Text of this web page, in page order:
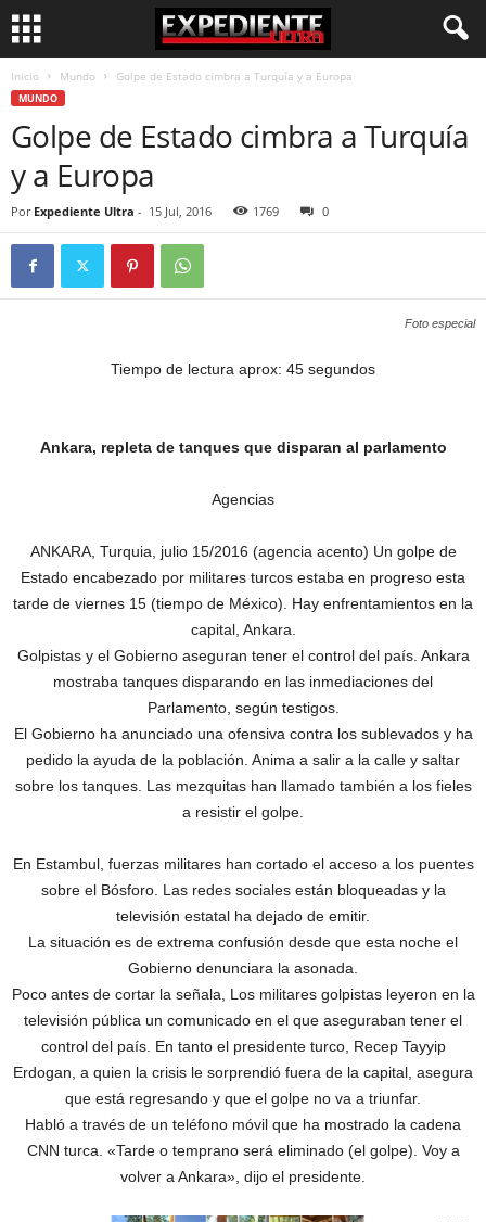
Inicio Mundo Golpe de Estado cimbra a Turquía y a Europa
MUNDO
Golpe de Estado cimbra a Turquía
y a Europa
Por Expediente Ultra - 15 Jul, 2016 1769 0
Foto especial
Tiempo de lectura aprox: 45 segundos
Ankara, repleta de tanques que disparan al parlamento
Agencias
ANKARA, Turquia, julio 15/2016 (agencia acento) Un golpe de
Estado encabezado por militares turcos estaba en progreso esta
tarde de viernes 15 (tiempo de México). Hay enfrentamientos en la
capital, Ankara.
Golpistas y el Gobierno aseguran tener el control del país. Ankara
mostraba tanques disparando en las inmediaciones del
Parlamento, según testigos.
El Gobierno ha anunciado una ofensiva contra los sublevados y ha
pedido la ayuda de la población. Anima a salir a la calle y saltar
sobre los tanques. Las mezquitas han llamado también a los fieles
a resistir el golpe.
En Estambul, fuerzas militares han cortado el acceso a los puentes
sobre el Bósforo. Las redes sociales están bloqueadas y la
televisión estatal ha dejado de emitir.
La situación es de extrema confusión desde que esta noche el
Gobierno denunciara la asonada.
Poco antes de cortar la señala, Los militares golpistas leyeron en la
televisión pública un comunicado en el que aseguraban tener el
control del país. En tanto el presidente turco, Recep Tayyip
Erdogan, a quien la crisis le sorprendió fuera de la capital, asegura
que está regresando y que el golpe no va a triunfar.
Habló a través de un teléfono móvil que ha mostrado la cadena
CNN turca. «Tarde o temprano será eliminado (el golpe). Voy a
volver a Ankara», dijo el presidente.